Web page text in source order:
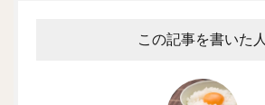
この記事を書いた人